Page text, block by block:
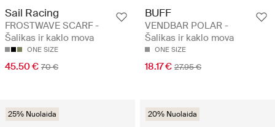
Sail Racing
FROSTWAVE SCARF -
Šalikas ir kaklo mova
ONE SIZE
45.50 € 70 €
BUFF
VENDBAR POLAR -
Šalikas ir kaklo mova
ONE SIZE
18.17 € 27.95 €
25% Nuolaida 20% Nuolaida